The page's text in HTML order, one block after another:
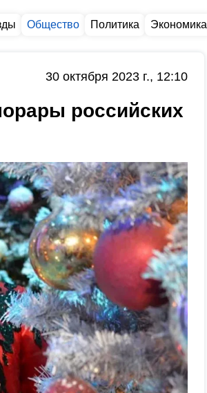
Общество Политика Экономика
30 октября 2023 г., 12:10
российских